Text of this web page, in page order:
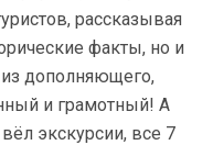
рассказывая
факты, но и
дополняющего,
и грамотный! А
экскурсии, все 7